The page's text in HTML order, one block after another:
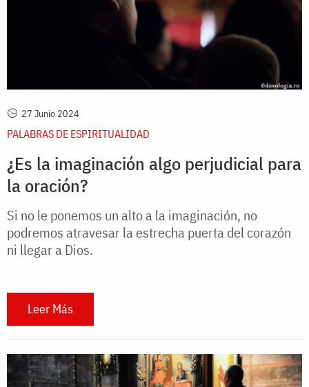
27 Junio 2024
PALABRAS DE ESPIRITUALIDAD
¿Es la imaginación algo perjudicial para
la oración?
Si no le ponemos un alto a la imaginación, no
podremos atravesar la estrecha puerta del corazón
ni llegar a Dios.
Leer Más